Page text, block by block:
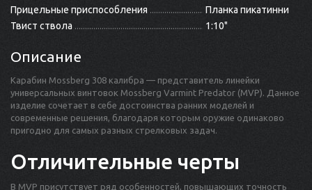
Прицельные приспособления
Планка пикатинни
Твист ствола
1:10"
Описание
Карабин Mossberg 308 калибра — представитель линейки
универсальных винтовок Mossberg Varmint Predator (MVP). Данное
изделие сочетает в себе достоинства ранних моделей и
современные решения, благодаря которым оружие одинаково
пригодно для самых разных стрелковых задач.
Отличительные черты
В MVP присутствует ряд особенностей, повышающих точность